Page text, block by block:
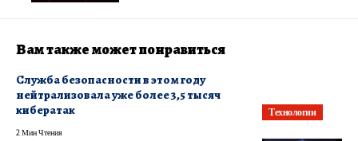
Вам также может понравиться
Технологии
Служба безопасности в этом году
нейтрализовала уже более 3,5 тысяч
кибератак
2 Мин Чтения